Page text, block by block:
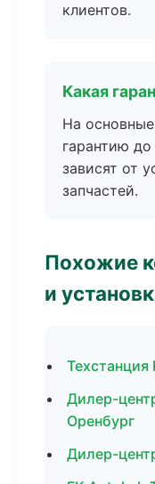
клиентов.
Какая
На
гарантию
зависят от
запчастей.
Похожие
и
Дилер-
Оренбург
Дилер-